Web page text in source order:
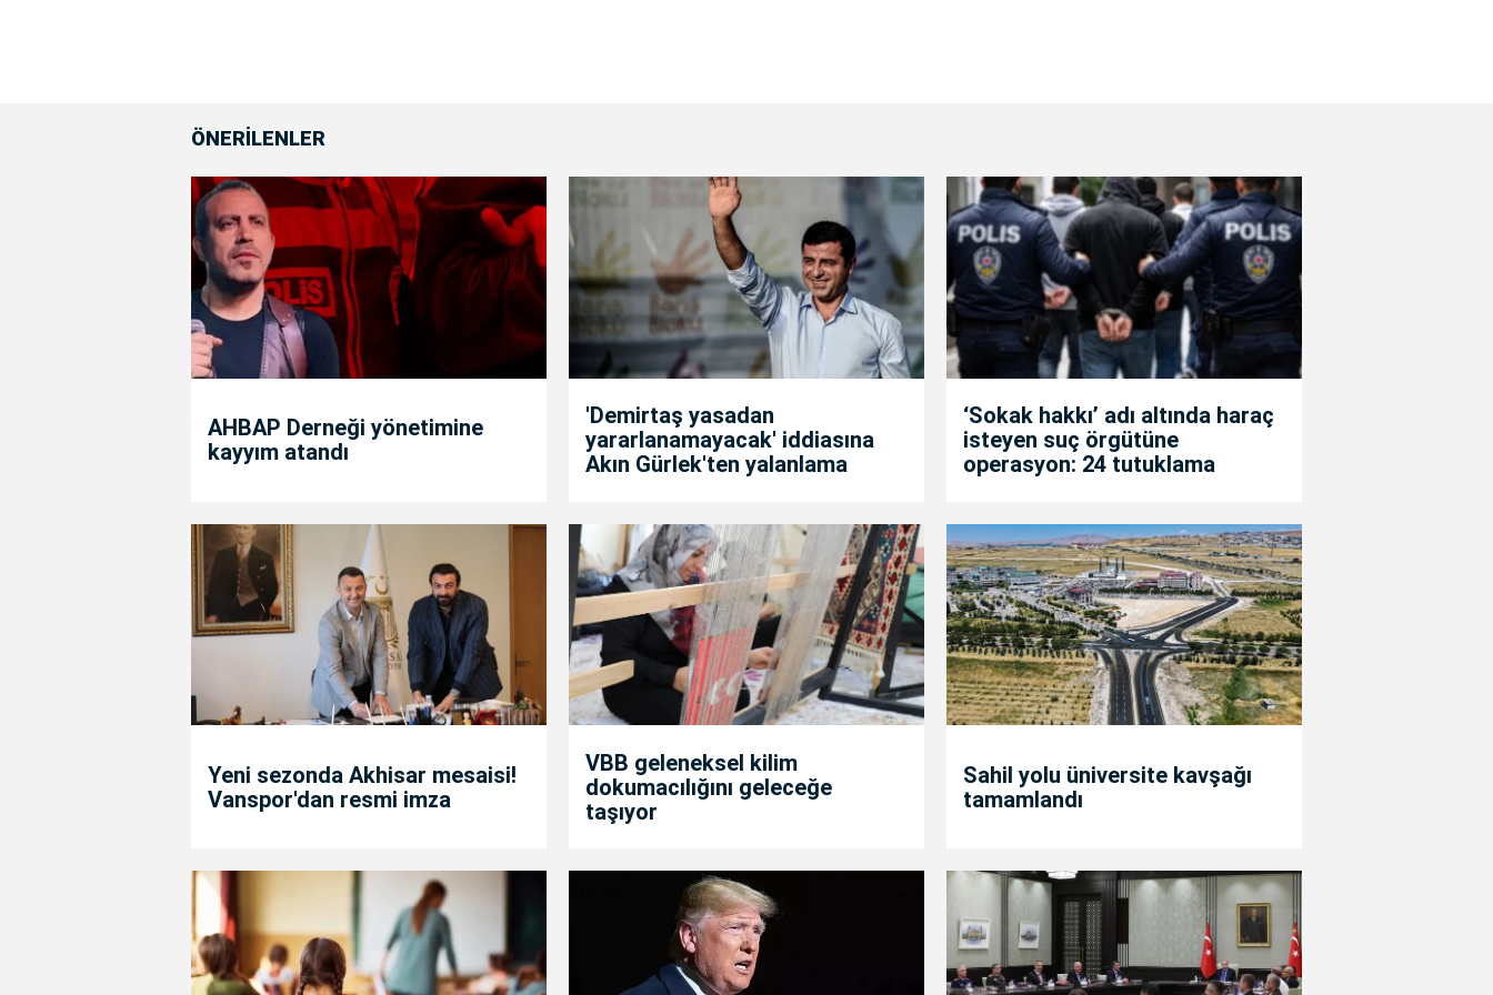
ÖNERİLENLER
AHBAP Derneği yönetimine
kayyım atandı
'Demirtaş yasadan
yararlanamayacak' iddiasına
Akın Gürlek'ten yalanlama
‘Sokak hakkı’ adı altında haraç
isteyen suç örgütüne
operasyon: 24 tutuklama
Yeni sezonda Akhisar mesaisi!
Vanspor'dan resmi imza
VBB geleneksel kilim
dokumacılığını geleceğe
taşıyor
Sahil yolu üniversite kavşağı
tamamlandı